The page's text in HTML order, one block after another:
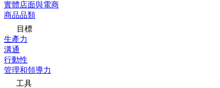
實體店面與電商
商品品類
目標
生產力
溝通
行動性
管理和領導力
工具